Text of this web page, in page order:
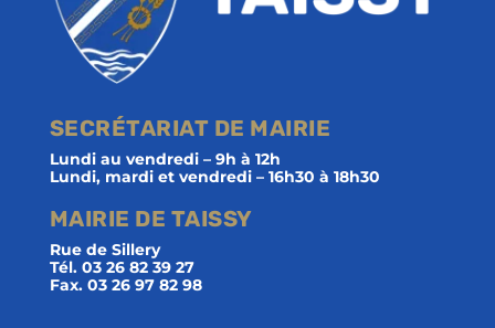
SECRÉTARIAT DE MAIRIE
Lundi au vendredi – 9h à 12h
Lundi, mardi et vendredi – 16h30 à 18h30
MAIRIE DE TAISSY
Rue de Sillery
Tél. 03 26 82 39 27
Fax. 03 26 97 82 98